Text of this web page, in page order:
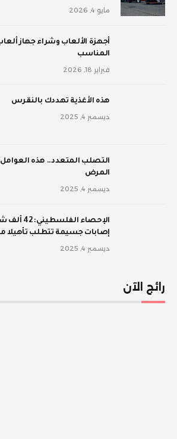
مايو 4, 2026
أجهزة الألعاب وشراء جهاز
المناسب
فبراير 18, 2026
‫هذه الأغذية تهددك بالنقرس
ديسمبر 4, 2025
‫التصلب المتعدد.. هذه
المرض
ديسمبر 4, 2025
الإحصاء
إصابات جسيمة تتطلب تأهيلا
ديسمبر 4, 2025
رائج الآن